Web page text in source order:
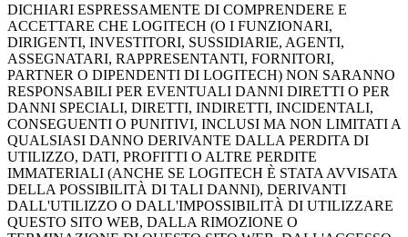
DICHIARI ESPRESSAMENTE DI COMPRENDERE E
ACCETTARE CHE LOGITECH (O I FUNZIONARI,
DIRIGENTI, INVESTITORI, SUSSIDIARIE, AGENTI,
ASSEGNATARI, RAPPRESENTANTI, FORNITORI,
PARTNER O DIPENDENTI DI LOGITECH) NON SARANNO
RESPONSABILI PER EVENTUALI DANNI DIRETTI O PER
DANNI SPECIALI, DIRETTI, INDIRETTI, INCIDENTALI,
CONSEGUENTI O PUNITIVI, INCLUSI MA NON LIMITATI A
QUALSIASI DANNO DERIVANTE DALLA PERDITA DI
UTILIZZO, DATI, PROFITTI O ALTRE PERDITE
IMMATERIALI (ANCHE SE LOGITECH È STATA AVVISATA
DELLA POSSIBILITÀ DI TALI DANNI), DERIVANTI
DALL'UTILIZZO O DALL'IMPOSSIBILITÀ DI UTILIZZARE
QUESTO SITO WEB, DALLA RIMOZIONE O